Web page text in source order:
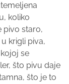
koliko
pivo staro,
krigli piva,
se
što pivu daje
što je to